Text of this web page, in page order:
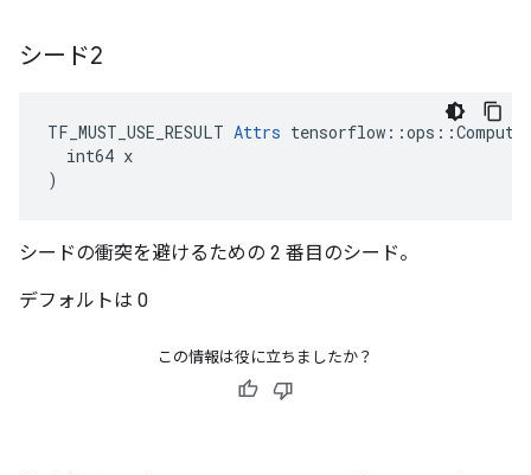
シード2
TF_MUST_USE_RESULT Attrs
  int64 x
)
シードの衝突を避けるための 2 番目のシード。
デフォルトは 0
この情報は役に立ちましたか？